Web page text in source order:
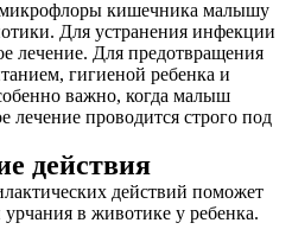
кишечника малышу
Для устранения инфекции
лечение. Для предотвращения
гигиеной ребенка и
важно, когда малыш
лечение проводится строго под
действия
действий поможет
в животике у ребенка.